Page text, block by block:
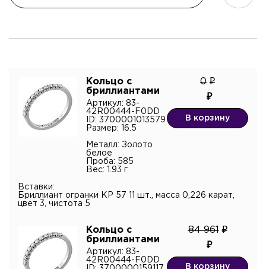
Кольцо с
бриллиантами
Артикул: 83-
42R00444-F0DD
ID: 3700001013579
Размер: 16.5
Металл: Золото
белое
Проба: 585
Вес: 1.93 г
0
В корзину
Вставки:
Бриллиант огранки КР 57 11 шт., масса 0,226 карат,
цвет 3, чистота 5
Кольцо с
бриллиантами
Артикул: 83-
42R00444-F0DD
84 961
В корзину